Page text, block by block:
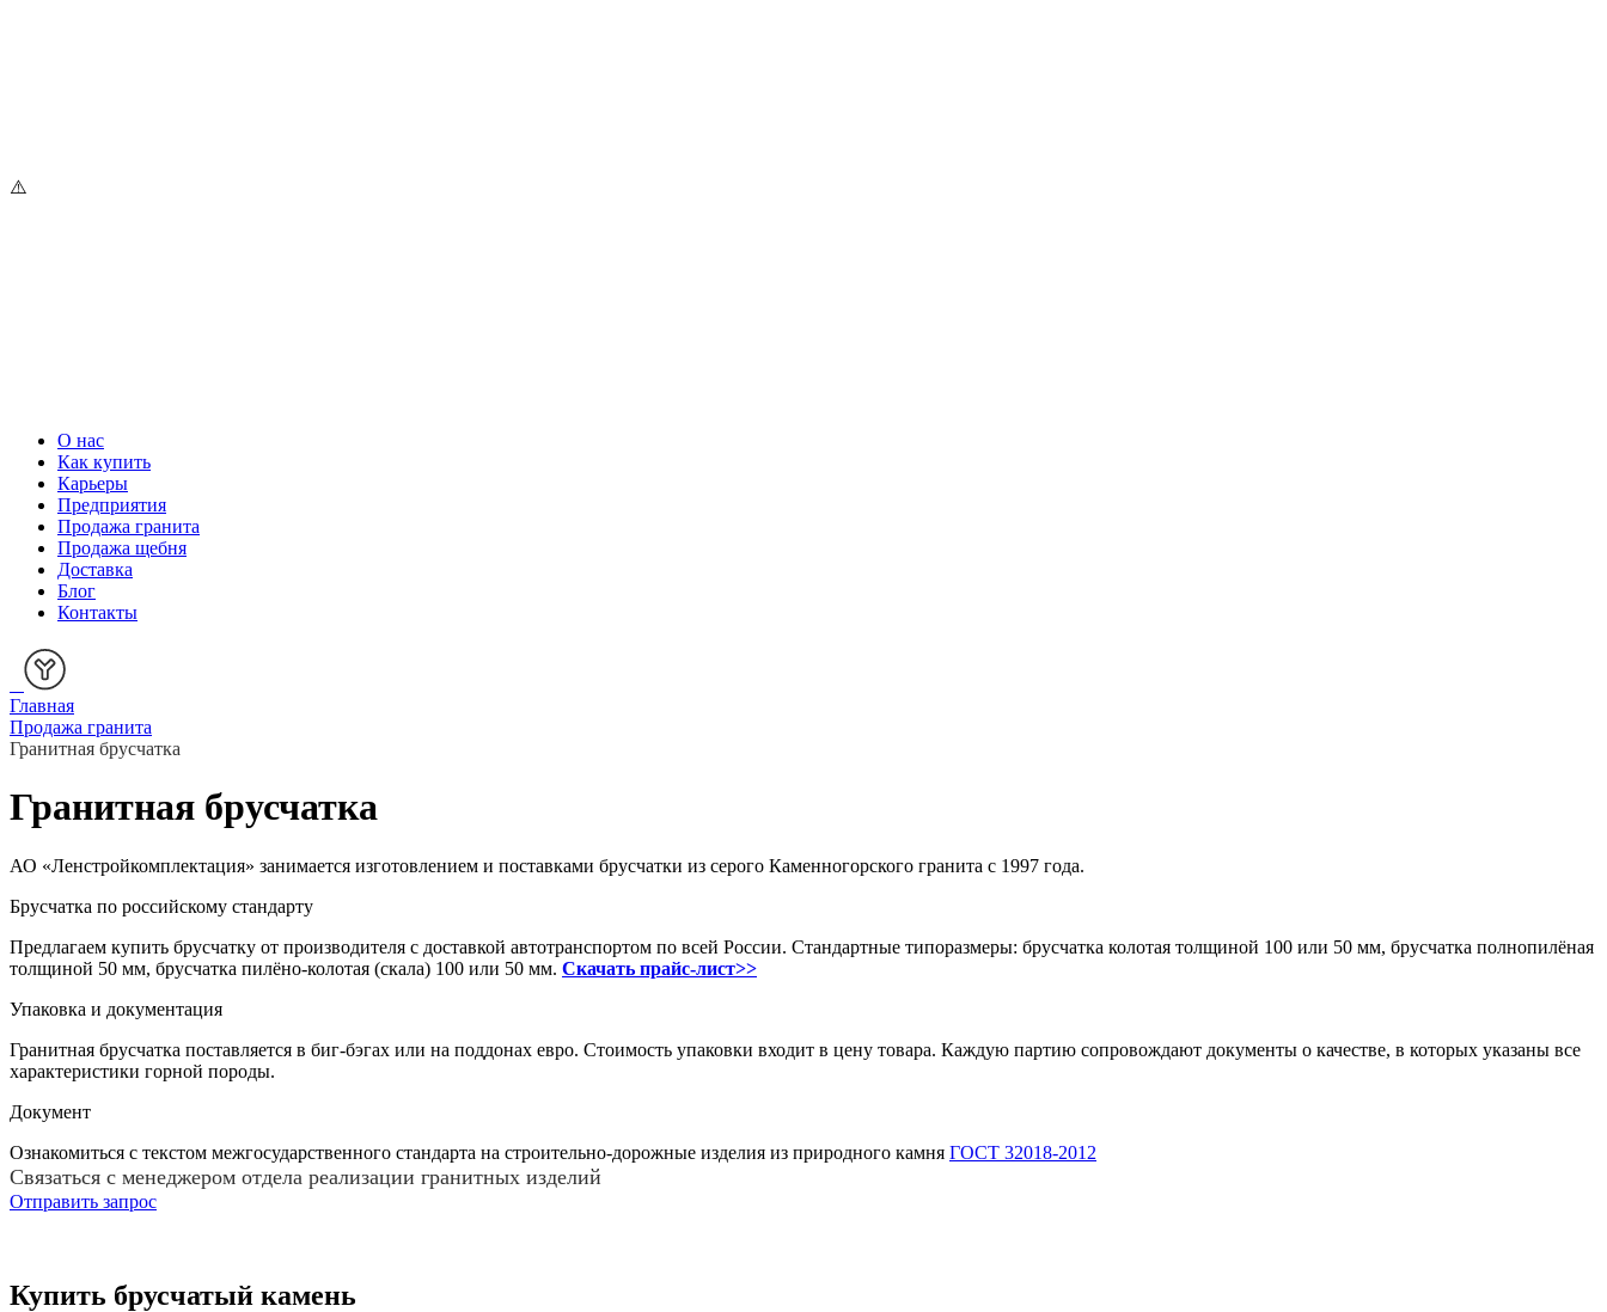
О нас
Как купить
Карьеры
Предприятия
Продажа гранита
Продажа щебня
Доставка
Блог
Контакты
Главная
Продажа гранита
Гранитная брусчатка
Гранитная брусчатка
АО «Ленстройкомплектация» занимается изготовлением и поставками брусчатки из серого Каменногорского гранита с 1997 года.
Брусчатка по российскому стандарту
Предлагаем купить брусчатку от производителя с доставкой автотранспортом по всей России. Стандартные типоразмеры: брусчатка колотая толщиной 100 или 50 мм, брусчатка полнопилёная
толщиной 50 мм, брусчатка пилёно-колотая (скала) 100 или 50 мм. Скачать прайс-лист>>
Упаковка и документация
Гранитная брусчатка поставляется в биг-бэгах или на поддонах евро. Стоимость упаковки входит в цену товара. Каждую партию сопровождают документы о качестве, в которых указаны все
характеристики горной породы.
Документ
Ознакомиться с текстом межгосударственного стандарта на строительно-дорожные изделия из природного камня ГОСТ 32018-2012
Связаться с менеджером отдела реализации гранитных изделий
Отправить запрос
Купить брусчатый камень